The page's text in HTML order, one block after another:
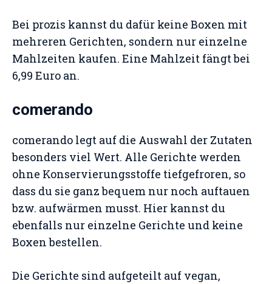
Bei prozis kannst du dafür keine Boxen mit
mehreren Gerichten, sondern nur einzelne
Mahlzeiten kaufen. Eine Mahlzeit fängt bei
6,99 Euro an.
comerando
comerando legt auf die Auswahl der Zutaten
besonders viel Wert. Alle Gerichte werden
ohne Konservierungsstoffe tiefgefroren, so
dass du sie ganz bequem nur noch auftauen
bzw. aufwärmen musst. Hier kannst du
ebenfalls nur einzelne Gerichte und keine
Boxen bestellen.
Die Gerichte sind aufgeteilt auf vegan,